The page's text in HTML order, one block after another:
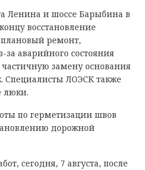
Ленина и шоссе Барыбина в
восстановление
ремонт,
за аварийного состояния
замену основания
Специалисты ЛОЭСК также
люки.
по герметизации швов
дорожной
сегодня, 7 августа, после